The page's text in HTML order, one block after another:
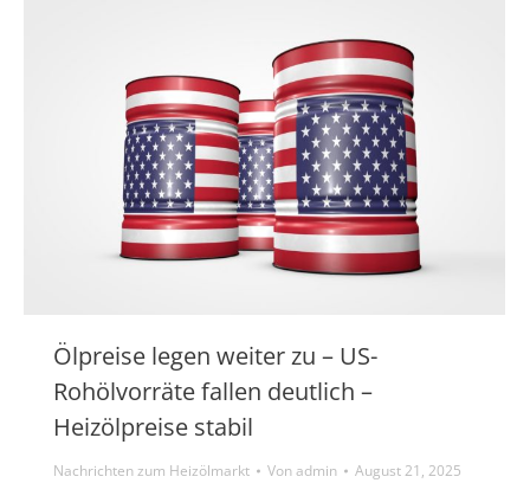
Ölpreise legen weiter zu – US-
Rohölvorräte fallen deutlich –
Heizölpreise stabil
Nachrichten zum Heizölmarkt Vonadmin August 21, 2025